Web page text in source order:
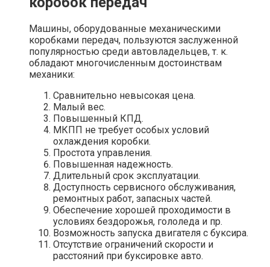
Машины, оборудованные механическими
коробками передач, пользуются заслуженной
популярностью среди автовладельцев, т. к.
обладают многочисленным достоинствам
механики:
Сравнительно невысокая цена.
Малый вес.
Повышенный КПД.
МКПП не требует особых условий
охлаждения коробки.
Простота управления.
Повышенная надежность.
Длительный срок эксплуатации.
Доступность сервисного обслуживания,
ремонтных работ, запасных частей.
Обеспечение хорошей проходимости в
условиях бездорожья, гололеда и пр.
Возможность запуска двигателя с буксира.
Отсутствие ограничений скорости и
расстояний при буксировке авто.